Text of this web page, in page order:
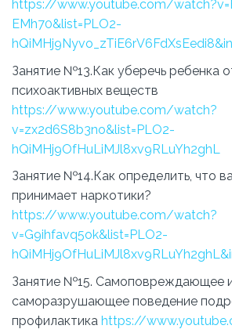
https://www.youtube.com/
EMh70&list=PLO2-
Занятие №13.Как уберечь ребенка
психоактивных веществ
https://www.youtube.com/watch?
v=zx2d6S8b3no&list=PLO2-
hQiMHj9OfHuLiMJl8xv9RLuYh2ghL
Занятие №14.Как определить, что
принимает наркотики?
https://www.youtube.com/watch?
v=G9ihfavq5ok&list=PLO2-
Занятие №15. Самоповреждающее
саморазрушающее поведение
профилактика https://